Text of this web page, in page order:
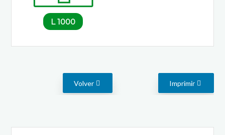
1000 L
Volver Imprimir